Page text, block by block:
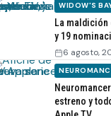
WIDOW'S
La maldición
y 19
6 agosto,
estreno y